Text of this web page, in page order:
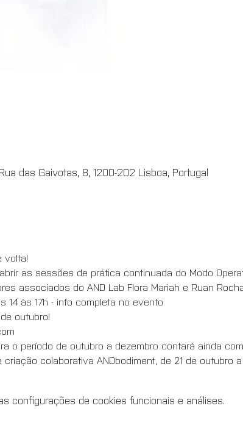
das Gaivotas, 8, 1200-202 Lisboa, Portugal
volta!
as sessões de prática continuada do Modo
associados do AND Lab Flora Mariah e Ruan
14 às 17h - info completa no evento
outubro!
o período de outubro a dezembro contará ainda
colaborativa ANDbodiment, de 21 de outubro
configurações de cookies funcionais e análises.